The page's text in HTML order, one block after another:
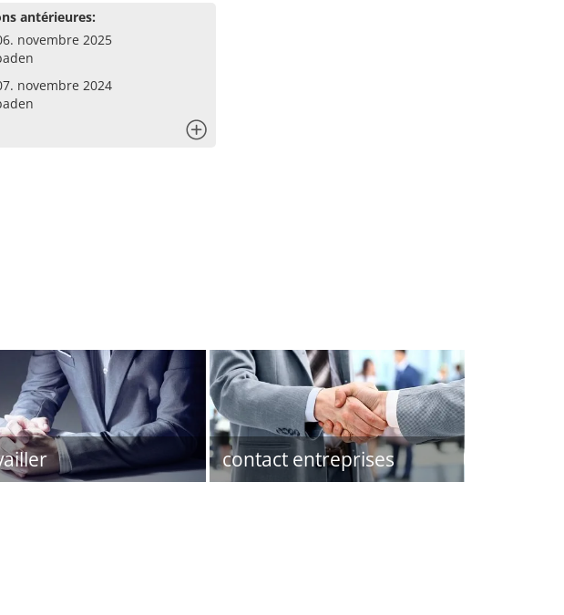
antérieures:
novembre 2025
novembre 2024
contact entreprises